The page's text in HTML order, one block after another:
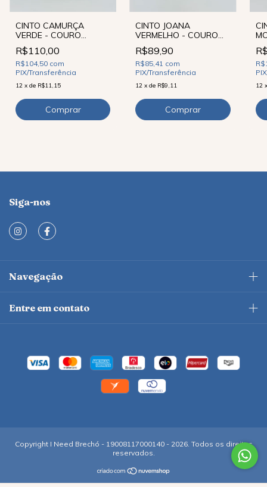
CINTO CAMURÇA
VERDE - COURO
LEGÍTIMO
R$110,00
R$104,50 com
PIX/Transferência
12 x de R$11,15
CINTO JOANA
VERMELHO - COURO
LEGÍTIMO
R$89,90
R$85,41 com
PIX/Transferência
12 xde R$9,11 12
Siga-nos
Navegação
Entre em contato
Copyright I Need Brechó - 19008117000140 - 2026. Todos os direitos
reservados.